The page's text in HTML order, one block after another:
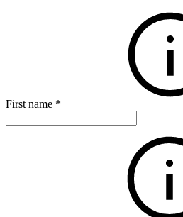
First name *